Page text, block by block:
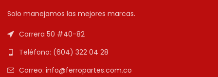
Solo manejamos las mejores marcas.
Carrera 50 #40-82
Teléfono: (604) 322 04 28
Correo: info@ferropartes.com.co